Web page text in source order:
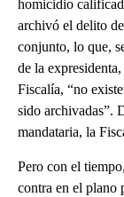
homicidio
archivó el delito
conjunto, lo que,
de la
Fiscalía, “no
sido archivadas”.
mandataria, la
Pero con el
contra en el plano